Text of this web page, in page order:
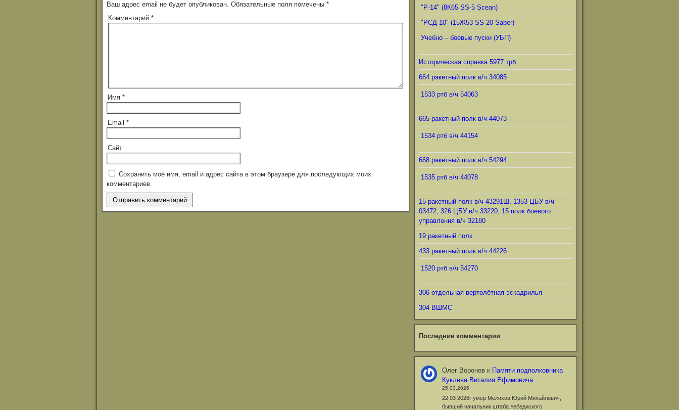
Ваш адрес email не будет опубликован. Обязательные поля помечены *
Комментарий *
Имя *
Email *
Сайт
Сохранить моё имя, email и адрес сайта в этом браузере для последующих моих
комментариев.
"Р-14" (8К65 SS-5 Scean)
"РСД-10" (15Ж53 SS-20 Saber)
Учебно – боевые пуски (УБП)
Историческая справка 5977 трб
664 ракетный полк в/ч 34085
1533 ртб в/ч 54063
665 ракетный полк в/ч 44073
1534 ртб в/ч 44154
668 ракетный полк в/ч 54294
1535 ртб в/ч 44078
15 ракетный полк в/ч 43291Ш, 1353 ЦБУ в/ч
03472, 326 ЦБУ в/ч 33220, 15 полк боевого
управления в/ч 32180
19 ракетный полк
433 ракетный полк в/ч 44226
1520 ртб в/ч 54270
306 отдельная вертолётная эскадрилья
304 ВШМС
Последние комментарии
Олег Вороновк Памяти подполковника
Куклева Виталия Ефимовича
25.03.2026
22 03 2026г умер Мелихов Юрий Михайлович,
бывший начальник штаба лебедиского